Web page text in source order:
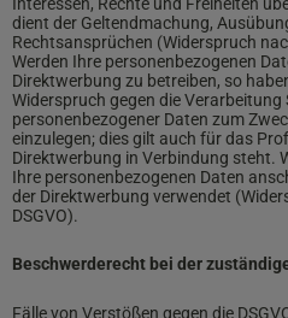
dient der Geltendmachung,
Rechtsansprüchen (Widerspruch
Werden Ihre personenbezogenen
Direktwerbung zu betreiben, so
Widerspruch gegen die Verarbeitung
personenbezogener Daten zum
einzulegen; dies gilt auch für das
Direktwerbung in Verbindung steht.
Ihre personenbezogenen Daten
der Direktwerbung verwendet
DSGVO).
Beschwerderecht bei der
Fälle von Verstößen gegen die